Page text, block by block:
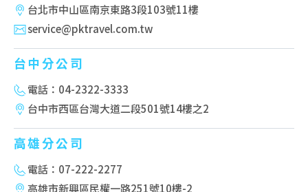
台北市中山區南京東路3段103號11樓
service@pktravel.com.tw
台中分公司
電話：04-2322-3333
台中市西區台灣大道二段501號14樓之2
高雄分公司
電話：07-222-2277
高雄市新興區民權一路251號10樓-2